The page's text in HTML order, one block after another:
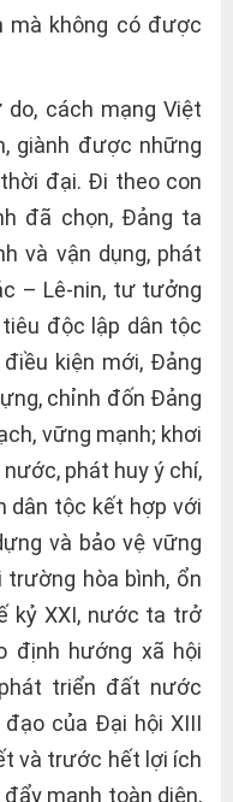
mà không có được
cách mạng Việt
giành được những
đại. Đi theo con
đã chọn, Đảng ta
và vận dụng, phát
– Lê-nin, tư tưởng
độc lập dân tộc
kiện mới, Đảng
chỉnh đốn Đảng
vững mạnh; khơi
phát huy ý chí,
dân tộc kết hợp với
và bảo vệ vững
hòa bình, ổn
kỷ XXI, nước ta trở
định hướng xã hội
triển đất nước
của Đại hội XIII
và trước hết lợi ích
mạnh toàn diện,